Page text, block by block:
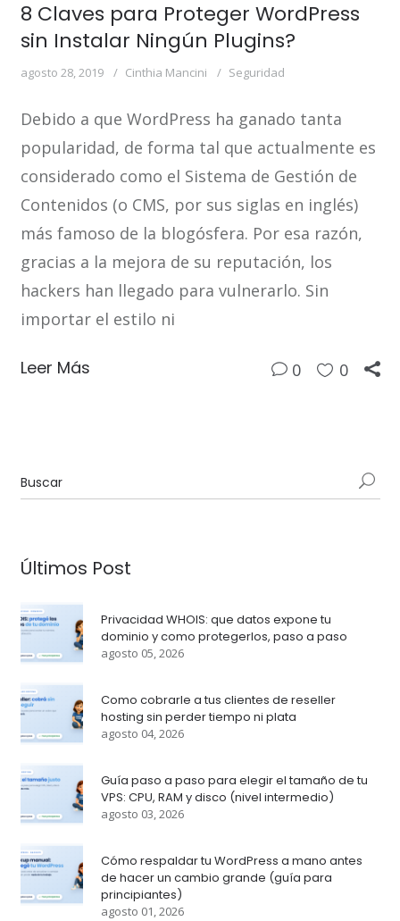
8 Claves para Proteger WordPress
sin Instalar Ningún Plugins?
agosto 28, 2019 Cinthia Mancini Seguridad
Debido a que WordPress ha ganado tanta
popularidad, de forma tal que actualmente es
considerado como el Sistema de Gestión de
Contenidos (o CMS, por sus siglas en inglés)
más famoso de la blogósfera. Por esa razón,
gracias a la mejora de su reputación, los
hackers han llegado para vulnerarlo. Sin
importar el estilo ni
Leer Más 0 0
Últimos Post
Privacidad WHOIS: que datos expone tu
dominio y como protegerlos, paso a paso
agosto 05, 2026
Como cobrarle a tus clientes de reseller
hosting sin perder tiempo ni plata
agosto 04, 2026
Guía paso a paso para elegir el tamaño de tu
VPS: CPU, RAM y disco (nivel intermedio)
agosto 03, 2026
Cómo respaldar tu WordPress a mano antes
de hacer un cambio grande (guía para
principiantes)
agosto 01, 2026